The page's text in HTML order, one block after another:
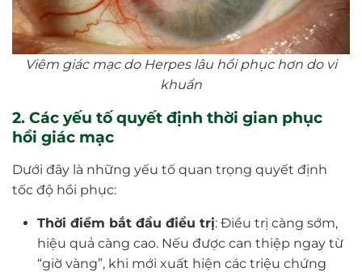
Viêm giác mạc do Herpes lâu hồi phục hơn do vi
khuẩn
2. Các yếu tố quyết định thời gian phục
hồi giác mạc
Dưới đây là những yếu tố quan trọng quyết định
tốc độ hồi phục:
Thời điểm bắt đầu điều trị: Điều trị càng sớm,
hiệu quả càng cao. Nếu được can thiệp ngay từ
“giờ vàng”, khi mới xuất hiện các triệu chứng